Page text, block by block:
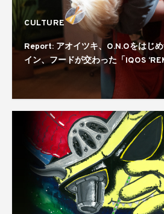
CULTURE
Report: アオイツキ、O.N.Oをはじ
イン、フードが交わった「IQOS
NIGHT」。コラボレーターには真鍋